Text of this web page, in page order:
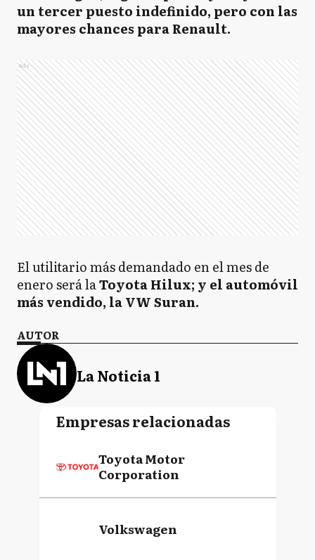
un tercer puesto indefinido, pero con las
mayores chances para Renault.
Ads
El utilitario más demandado en el mes de
enero será laToyota Hilux; y el automóvil
más vendido, la VW Suran.
AUTOR
La Noticia 1
Empresas relacionadas
Toyota Motor
Corporation
Volkswagen